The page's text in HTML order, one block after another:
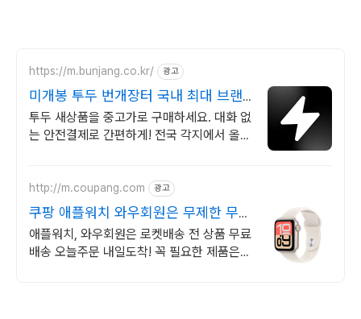
https://m.bunjang.co.kr/ 광고
미개봉 투두 번개장터 국내 최대 브랜
드 중고거래
투두 새상품을 중고가로 구매하세요. 대화 없
는 안전결제로 간편하게! 전국 각지에서 올라
http://m.coupang.com 광고
쿠팡 애플워치 와우회원은 무제한 무료
배송
애플워치, 와우회원은 로켓배송 전 상품 무료
배송 오늘주문 내일도착! 꼭 필요한 제품은